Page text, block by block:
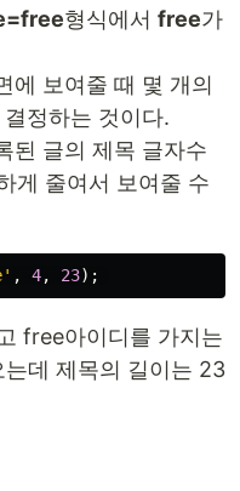
형식에서 free가
에 보여줄 때 몇 개의
정하는 것이다.
된 글의 제목 글자수
게 줄여서 보여줄 수
, 4, 23);
free아이디를 가지는
데 제목의 길이는 23